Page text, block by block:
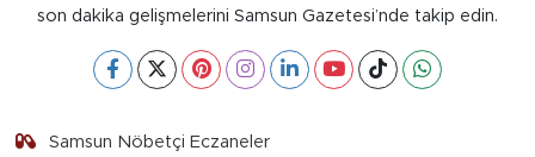
son dakika gelişmelerini Samsun Gazetesi’nde takip edin.
Samsun Nöbetçi Eczaneler